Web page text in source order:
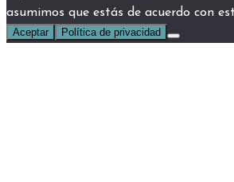
asumimos que estás de acuerdo con
Aceptar Política de privacidad